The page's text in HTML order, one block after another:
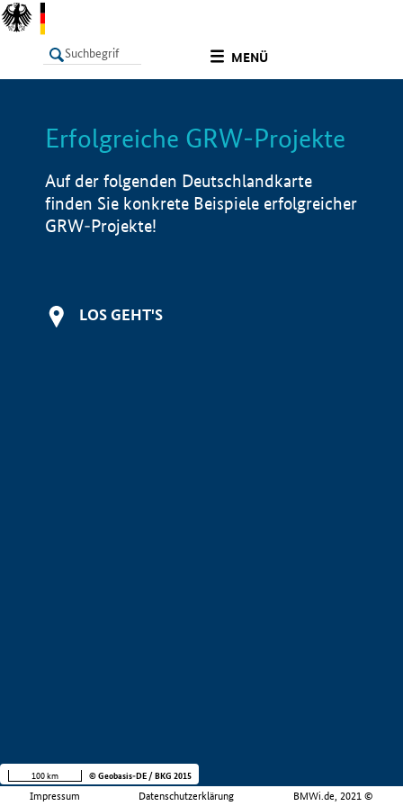
MENÜ
LISTE Info
Erfolgreiche GRW-Projekte
Auf der folgenden Deutschlandkarte
finden Sie konkrete Beispiele erfolgreicher
GRW-Projekte!
LOS GEHT'S
Impressum Datenschutzerklärung BMWi.de, 2021 ©
100 km © Geobasis-DE / BKG 2015